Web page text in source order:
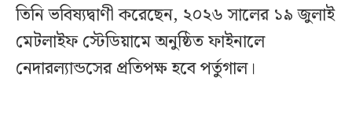
তিনি ভবিষ্যদ্বাণী করেছেন, ২০২৬ সালের ১৯ জুলাই
মেটলাইফ স্টেডিয়ামে অনুষ্ঠিত ফাইনালে
নেদারল্যান্ডসের প্রতিপক্ষ হবে পর্তুগাল।